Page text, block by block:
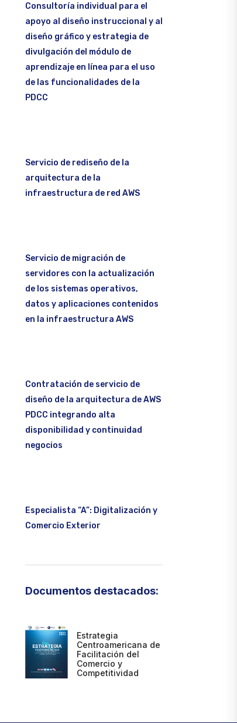
Consultoría individual para el
apoyo al diseño instruccional y al
diseño gráfico y estrategia de
divulgación del módulo de
aprendizaje en línea para el uso
de las funcionalidades de la
PDCC
Servicio de rediseño de la
arquitectura de la
infraestructura de red AWS
Servicio de migración de
servidores con la actualización
de los sistemas operativos,
datos y aplicaciones contenidos
en la infraestructura AWS
Contratación de servicio de
diseño de la arquitectura de AWS
PDCC integrando alta
disponibilidad y continuidad
negocios
Especialista “A”: Digitalización y
Comercio Exterior
Documentos destacados:
Estrategia
Centroamericana de
Facilitación del
Comercio y
Competitividad